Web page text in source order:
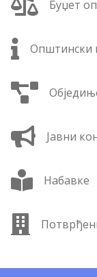
Буџет
Општински
Јавни
Набавке